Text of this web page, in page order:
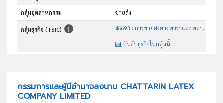
กลุ่มอุตสาหกรรม ขายส่ง
กลุ่มธุรกิจ (TSIC) 46693 : การขายส่งยางพาราและพลาสติกขั้นต้น
อันดับธุรกิจในกลุ่มนี้
กรรมการและผู้มีอำนาจลงนาม CHATTARIN LATEX
COMPANY LIMITED